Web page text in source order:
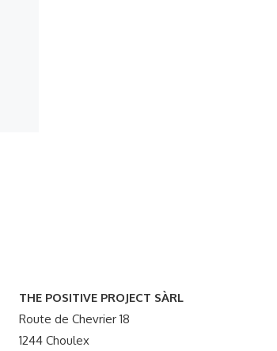
THE POSITIVE PROJECT SÀRL
Route de Chevrier 18
1244 Choulex